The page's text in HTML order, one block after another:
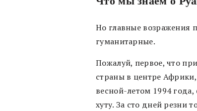
Но главные возражения
гуманитарные.
Пожалуй, первое, что
страны в центре
весной-летом 1994
хуту. За сто дней резни